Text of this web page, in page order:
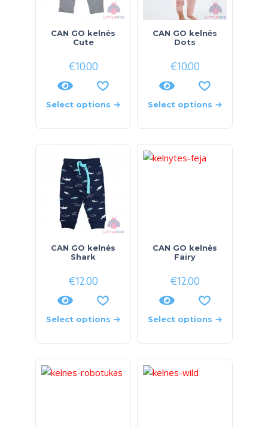
CAN GO kelnės
Cute
€10.00
Select options
CAN GO kelnės
Dots
€10.00
Select options
CAN GO kelnės
Shark
€12.00
Select options
CAN GO kelnės
Fairy
€12.00
Select options